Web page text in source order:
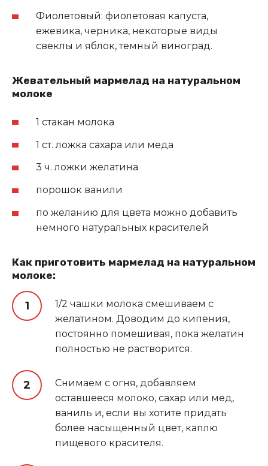
Фиолетовый: фиолетовая капуста,
ежевика, черника, некоторые виды
свеклы и яблок, темный виноград.
Жевательный мармелад на натуральном
молоке
1 стакан молока
1 ст. ложка сахара или меда
3 ч. ложки желатина
порошок ванили
по желанию для цвета можно добавить
немного натуральных красителей
Как приготовить мармелад на натуральном
молоке:
1/2 чашки молока смешиваем с
желатином. Доводим до кипения,
постоянно помешивая, пока желатин
полностью не растворится.
Снимаем с огня, добавляем
оставшееся молоко, сахар или мед,
ваниль и, если вы хотите придать
более насыщенный цвет, каплю
пищевого красителя.